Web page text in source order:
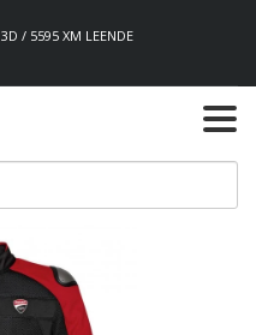
/ 5595 XM LEENDE